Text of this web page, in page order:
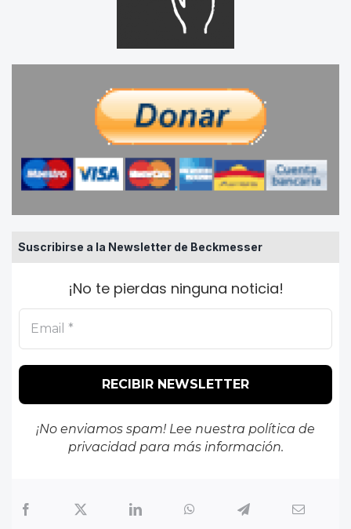
Suscribirse a la Newsletter de Beckmesser
¡No te pierdas ninguna noticia!
¡No enviamos spam! Lee nuestra política de
privacidadpara más información.